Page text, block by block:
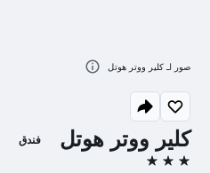
كلير ووتر هوتل فندق
3 نجوم
صور لـ كلير ووتر هوتل